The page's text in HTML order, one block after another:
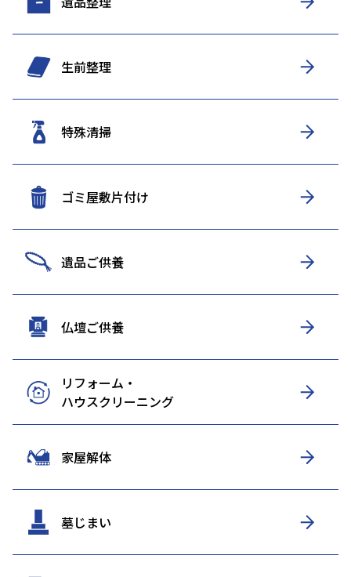
生前整理
特殊清掃
ゴミ屋敷片付け
遺品ご供養
仏壇ご供養
リフォーム・
ハウスクリーニング
家屋解体
墓じまい